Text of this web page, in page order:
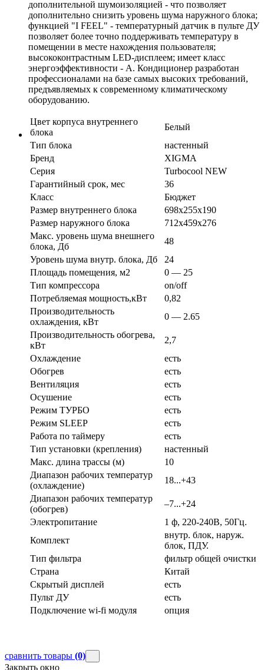
дополнительной шумоизоляцией - что позволяет
дополнительно снизить уровень шума наружного блока;
функцией "I FEEL" - температурный датчик в пульте ДУ
позволяет более точно поддерживать температуру в
помещении в месте нахождения пользователя;
высококонтрастным LED-дисплеем; имеет класс
энергоэффективности - А. Кондиционер разработан
профессионалами на базе самых высоких требований,
предъявляемых к современному климатическому
оборудованию.
Цвет корпуса внутреннего
блока
Белый
Тип блока
настенный
Бренд
XIGMA
Серия
Turbocool NEW
Гарантийный срок, мес
36
Класс
Бюджет
Размер внутреннего блока
698х255х190
Размер наружного блока
712х459х276
Макс. уровень шума внешнего
блока, Дб
48
Уровень шума внутр. блока, Дб
24
Площадь помещения, м2
0 — 25
Тип компрессора
on/off
Потребляемая мощность,кВт
0,82
Производительность
охлаждения, кВт
0 — 2.65
Производительность обогрева,
кВт
2,7
Охлаждение
есть
Обогрев
есть
Вентиляция
есть
Осушение
есть
Режим ТУРБО
есть
Режим SLEEP
есть
Работа по таймеру
есть
Тип установки (крепления)
настенный
Макс. длина трассы (м)
10
Диапазон рабочих температур
(охлаждение)
18...+43
Диапазон рабочих температур
(обогрев)
–7...+24
Электропитание
1 ф, 220-240В, 50Гц.
Комплект
внутр. блок, наруж.
блок, ПДУ.
Тип фильтра
фильтр общей очистки
Страна
Китай
Скрытый дисплей
есть
Пульт ДУ
есть
Подключение wi-fi модуля
опция
сравнить товары (0)
Закрыть окно